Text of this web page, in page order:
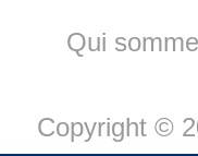
Qui
Copyright ©